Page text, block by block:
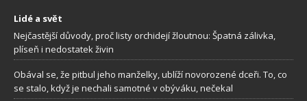
Lidé a svět
Nejčastější důvody, proč listy orchidejí žloutnou: Špatná zálivka,
plíseň i nedostatek živin
Obával se, že pitbul jeho manželky, ublíží novorozené dceři. To, co
se stalo, když je nechali samotné v obýváku, nečekal